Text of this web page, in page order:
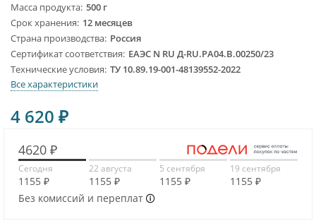
Масса продукта 500 г
Срок хранения 12 месяцев
Страна производства Россия
Сертификат соответствия ЕАЭС N RU Д-RU.PA04.B.00250/23
Технические условия ТУ 10.89.19-001-48139552-2022
Все характеристики
4 620 ₽
4620 ₽
Сегодня
1155 ₽
22 августа
1155 ₽
5 сентября
1155 ₽
19 сентября
1155 ₽
Без комиссий и переплат